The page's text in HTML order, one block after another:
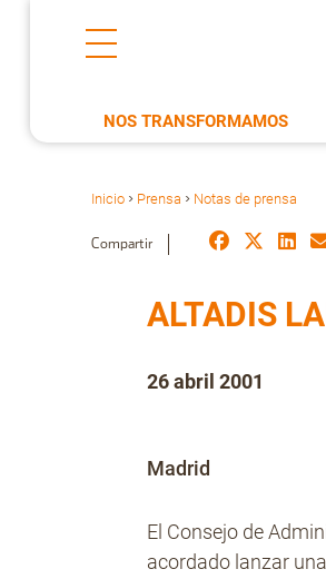
NOS TRANSFORMAMOS
Inicio > Prensa > Notas de prensa
Compartir
ALTADIS
26 abril 2001
Madrid
El Consejo de
acordado lanzar